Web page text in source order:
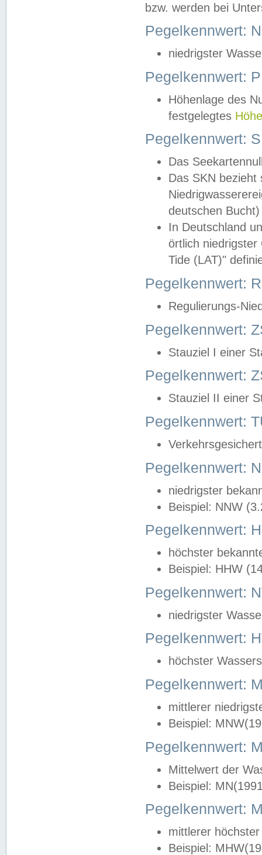
bzw. werden bei
Pegelkennwert:
niedrigster
Pegelkennwert:
Höhenlage des
festgelegtes
Pegelkennwert:
Das
Das SKN
deutschen
In Deutschland
örtlich
Tide (LAT)"
Pegelkennwert:
Regulierungs-
Pegelkennwert:
Stauziel I einer
Pegelkennwert:
Stauziel II einer
Pegelkennwert:
Pegelkennwert:
niedrigster
Beispiel: NNW
Pegelkennwert:
höchster
Beispiel: HHW
Pegelkennwert:
niedrigster
Pegelkennwert:
höchster
Pegelkennwert:
mittlerer
Beispiel:
Pegelkennwert:
Mittelwert der
Beispiel:
Pegelkennwert:
mittlerer
Beispiel: